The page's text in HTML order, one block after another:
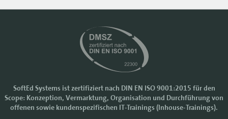
SoftEd Systems ist zertifiziert nach DIN EN ISO 9001:2015 für den
Scope: Konzeption, Vermarktung, Organisation und Durchführung von
offenen sowie kundenspezifischen IT-Trainings (Inhouse-Trainings).
Cookie-Einstellungen